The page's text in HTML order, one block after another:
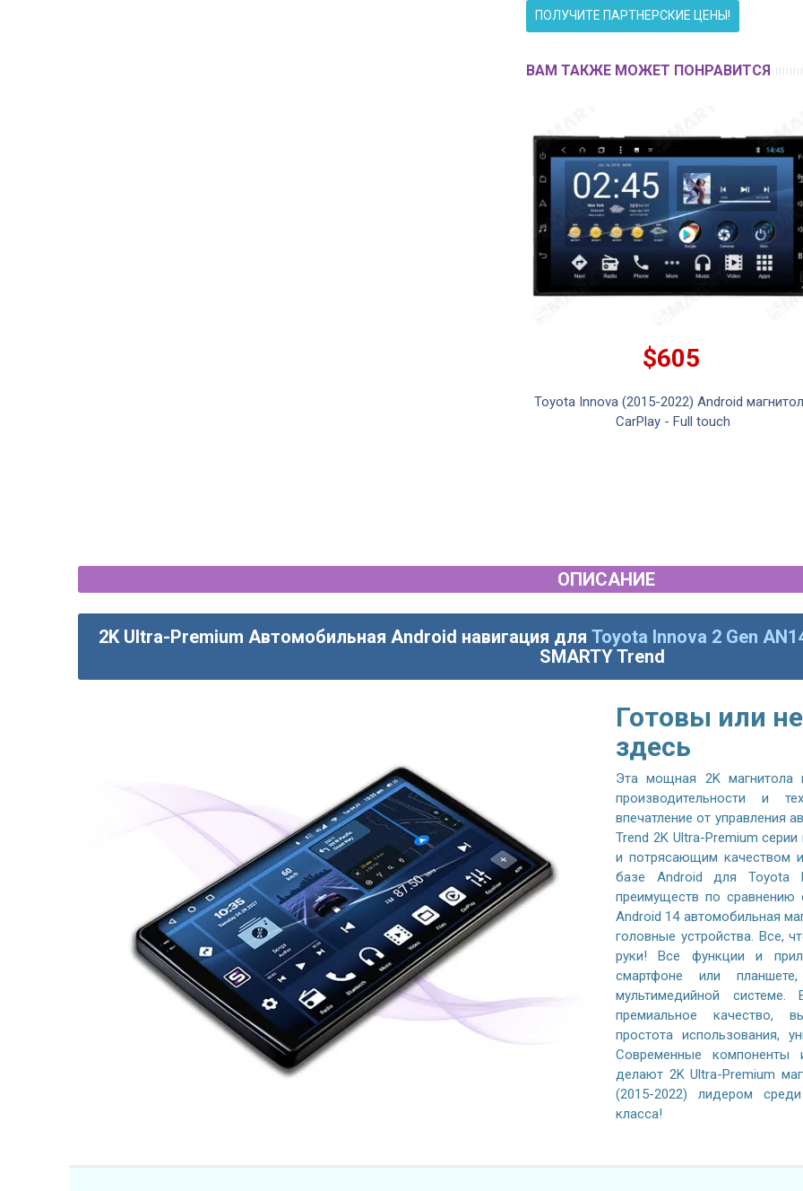
ПОЛУЧИТЕ ПАРТНЕРСКИЕ ЦЕНЫ!
ВАМ ТАКЖЕ МОЖЕТ ПОНРАВИТСЯ
$605
Toyota Innova (2015-2022) Android
CarPlay - Full touch
ОПИСАНИЕ
2K Ultra-Premium Автомобильная Android навигация для Toyota Innova 2 Gen
SMARTY Trend
Готовы или
здесь
Эта мощная 2K
производительности и
впечатление от управления
Trend 2K Ultra-Premium
и потрясающим качеством
базе Android для Toyota
преимуществ по сравнению
Android 14 автомобильная
головные устройства. Все,
руки! Все функции и
смартфоне или
мультимедийной
премиальное качество,
простота использования,
Современные компоненты
делают 2K Ultra-Premium
(2015-2022) лидером
класса!